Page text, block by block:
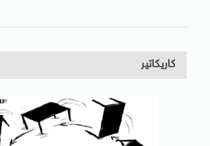
كاريكاتير